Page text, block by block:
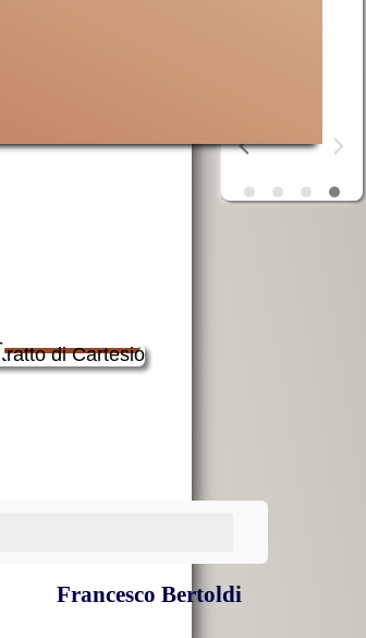
Francesco Bertoldi